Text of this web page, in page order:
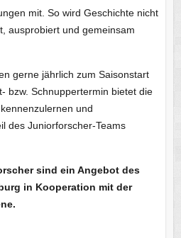
mit. So wird Geschichte nicht
ausprobiert und gemeinsam
gerne jährlich zum Saisonstart
bzw. Schnuppertermin bietet die
und
des Juniorforscher-Teams
sind ein Angebot des
in Kooperation mit der